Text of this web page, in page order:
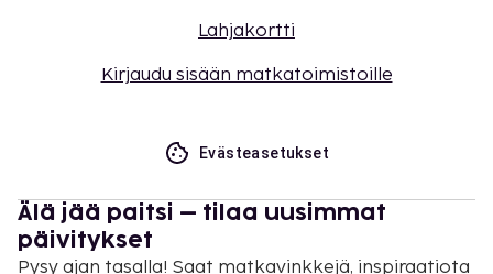
Lahjakortti
Kirjaudu sisään matkatoimistoille
Evästeasetukset
Älä jää paitsi – tilaa uusimmat
päivitykset
Pysy ajan tasalla! Saat matkavinkkejä, inspiraatiota